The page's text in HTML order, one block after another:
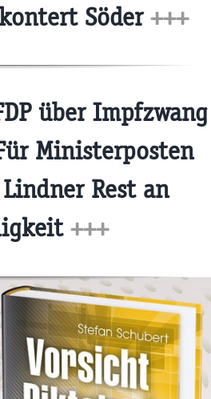
Söder+++
über Impfzwang
Ministerposten
Rest an
+++